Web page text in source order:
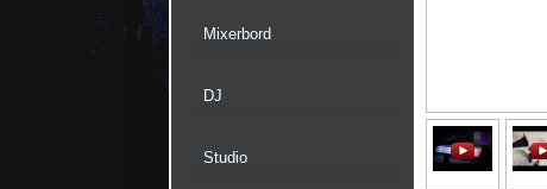
Mixerbord
DJ
Studio